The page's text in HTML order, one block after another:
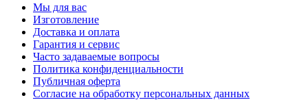
Мы для вас
Изготовление
Доставка и оплата
Гарантия и сервис
Часто задаваемые вопросы
Политика конфиденциальности
Публичная оферта
Согласие на обработку персональных данных